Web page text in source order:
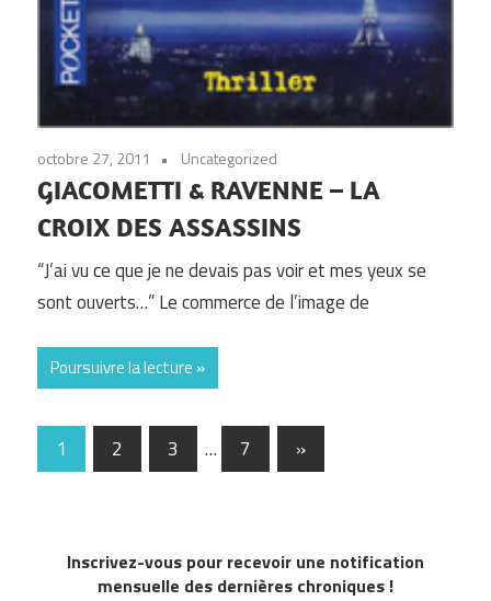
octobre 27, 2011 Uncategorized
GIACOMETTI & RAVENNE – LA
CROIX DES ASSASSINS
“J’ai vu ce que je ne devais pas voir et mes yeux se
sont ouverts…” Le commerce de l’image de
Poursuivre la lecture
Pagination
1 2 3 … 7
Next
Posts
»
Inscrivez-vous pour recevoir une notification
mensuelle des dernières chroniques !